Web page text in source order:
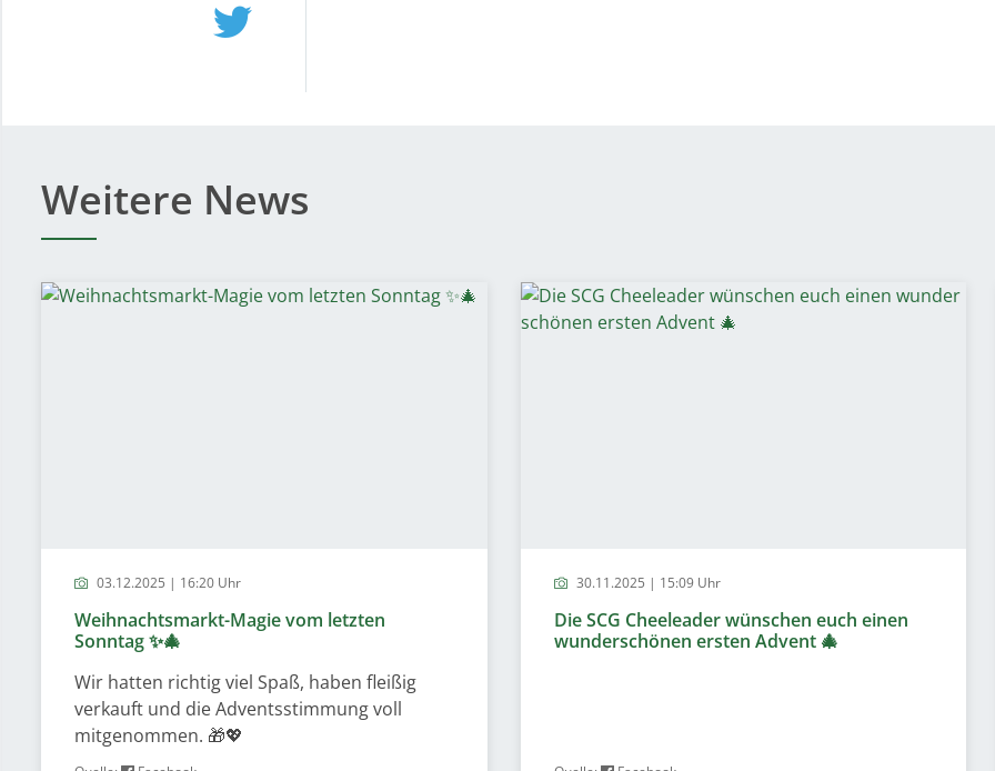
Weitere News
03.12.2025 | 16:20 Uhr
Weihnachtsmarkt-Magie vom letzten
Sonntag ✨🎄
Wir hatten richtig viel Spaß, haben fleißig
verkauft und die Adventsstimmung voll
mitgenommen. 🎁💖
30.11.2025 | 15:09 Uhr
Die SCG Cheeleader wünschen euch einen
wunderschönen ersten Advent 🎄